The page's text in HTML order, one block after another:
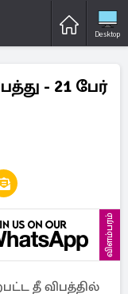
Desktop
- 21 பேர்
விளம்பரம்
தீ விபத்தில்